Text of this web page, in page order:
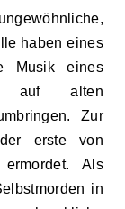
haben eines
Musik eines
auf alten
Zur
erste von
ermordet. Als
in